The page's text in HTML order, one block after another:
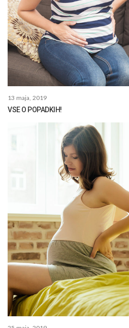
13 maja, 2019
VSE O POPADKIH!